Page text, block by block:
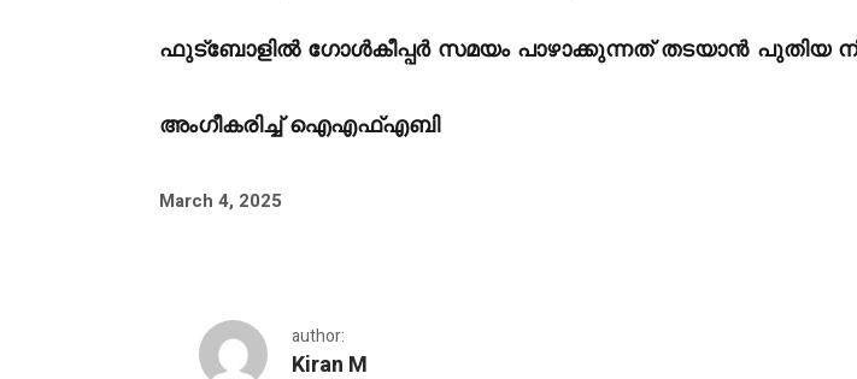
ഫുട്ബോളിൽ ഗോൾകീപ്പർ സമയം പാഴാക്കുന്നത് തടയാൻ പുതിയ
അംഗീകരിച്ച് ഐഎഫ്എബി
March 4, 2025
author:
Kiran M